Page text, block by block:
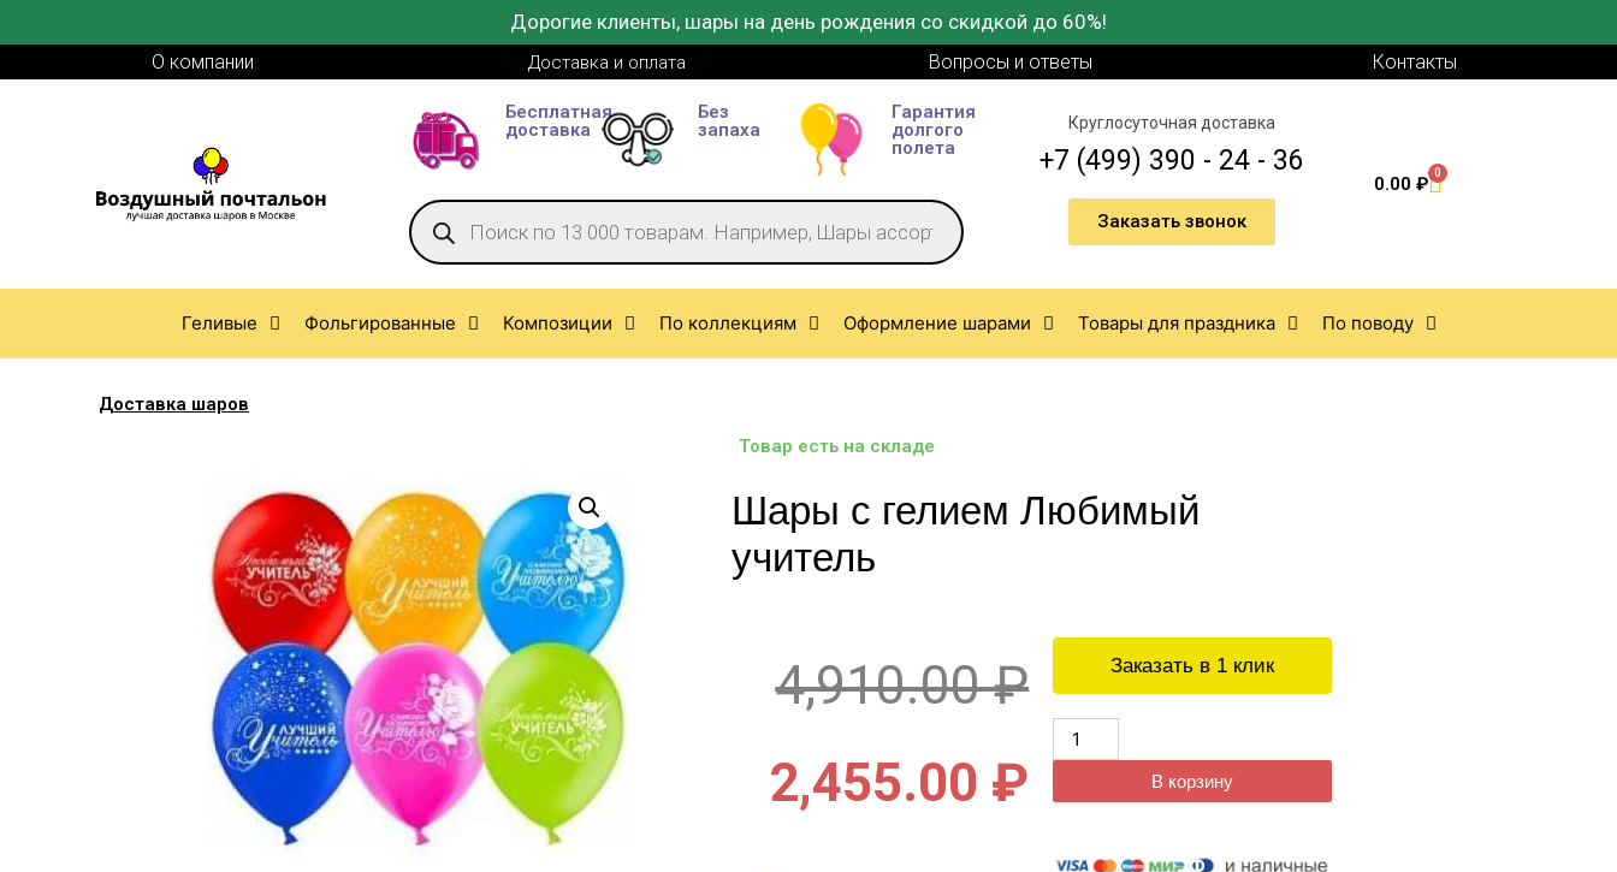
Дорогие клиенты, шары на день рождения со скидкой до 60%!
О компании Доставка и оплата Вопросы и ответы Контакты
Бесплатная
доставка
Без
запаха
Гарантия
долгого
полета
Круглосуточная доставка
+7 (499) 390 - 24 - 36
Заказать звонок
0.00₽ 0
Геливые Фольгированные Композиции По коллекциям Оформление шарами Товары для праздника По поводу
Доставка шаров
Товар есть на складе
Шары с гелием Любимый
учитель
4,910.00₽
2,455.00 ₽
Заказать в 1 клик
В корзину